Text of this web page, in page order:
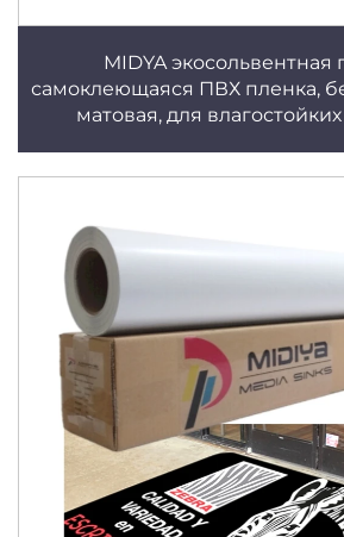
MIDYA экосольвентная
самоклеющаяся ПВХ пленка,
матовая, для